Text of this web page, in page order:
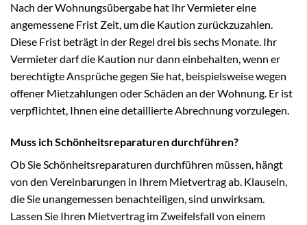
Nach der Wohnungsübergabe hat Ihr Vermieter eine
angemessene Frist Zeit, um die Kaution zurückzuzahlen.
Diese Frist beträgt in der Regel drei bis sechs Monate. Ihr
Vermieter darf die Kaution nur dann einbehalten, wenn er
berechtigte Ansprüche gegen Sie hat, beispielsweise wegen
offener Mietzahlungen oder Schäden an der Wohnung. Er ist
verpflichtet, Ihnen eine detaillierte Abrechnung vorzulegen.
Muss ich Schönheitsreparaturen durchführen?
Ob Sie Schönheitsreparaturen durchführen müssen, hängt
von den Vereinbarungen in Ihrem Mietvertrag ab. Klauseln,
die Sie unangemessen benachteiligen, sind unwirksam.
Lassen Sie Ihren Mietvertrag im Zweifelsfall von einem